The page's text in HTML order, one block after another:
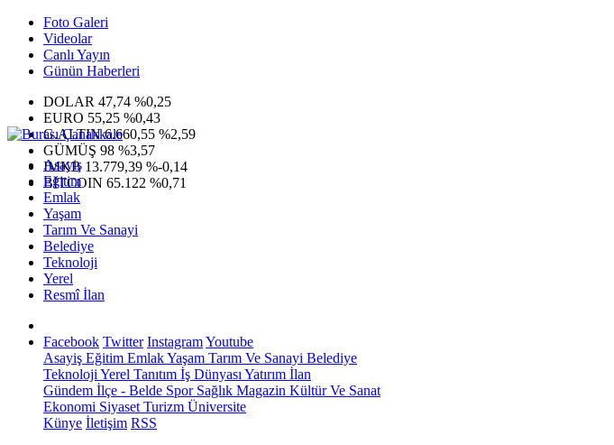
Foto Galeri
Videolar
Canlı Yayın
Günün Haberleri
DOLAR 47,74 %0,25
EURO 55,25 %0,43
G.ALTIN6.660,55 %2,59
GÜMÜŞ 98 %3,57
IMKB 13.779,39 %-0,14
BITCOIN 65.122 %0,71
Asayiş
Eğitim
Emlak
Yaşam
Tarım Ve Sanayi
Belediye
Teknoloji
Yerel
Resmî İlan
Facebook Twitter InstagramYoutube
Asayiş Eğitim EmlakYaşam Tarım Ve Sanayi Belediye
Teknoloji Yerel Tanıtım İş Dünyası Yatırım İlan
Gündem İlçe - Belde SporSağlık Magazin Kültür Ve Sanat
Ekonomi Siyaset Turizm Üniversite
Künye İletişim RSS